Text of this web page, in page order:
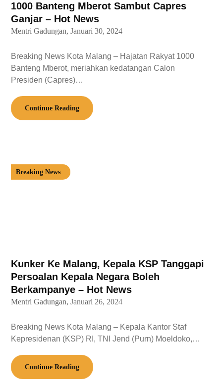
1000 Banteng Mberot Sambut Capres
Ganjar – Hot News
Mentri Gadungan, Januari 30, 2024
Breaking News Kota Malang – Hajatan Rakyat 1000
Banteng Mberot, meriahkan kedatangan Calon
Presiden (Capres)…
Continue Reading
Breaking News
Kunker Ke Malang, Kepala KSP Tanggapi
Persoalan Kepala Negara Boleh
Berkampanye – Hot News
Mentri Gadungan, Januari 26, 2024
Breaking News Kota Malang – Kepala Kantor Staf
Kepresidenan (KSP) RI, TNI Jend (Purn) Moeldoko,…
Continue Reading